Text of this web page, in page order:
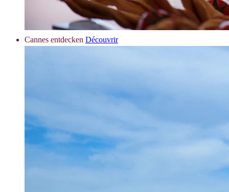
Cannes entdecken Découvrir